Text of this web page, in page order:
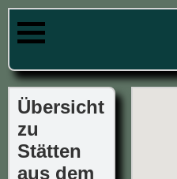
Übersicht
zu
Stätten
aus dem